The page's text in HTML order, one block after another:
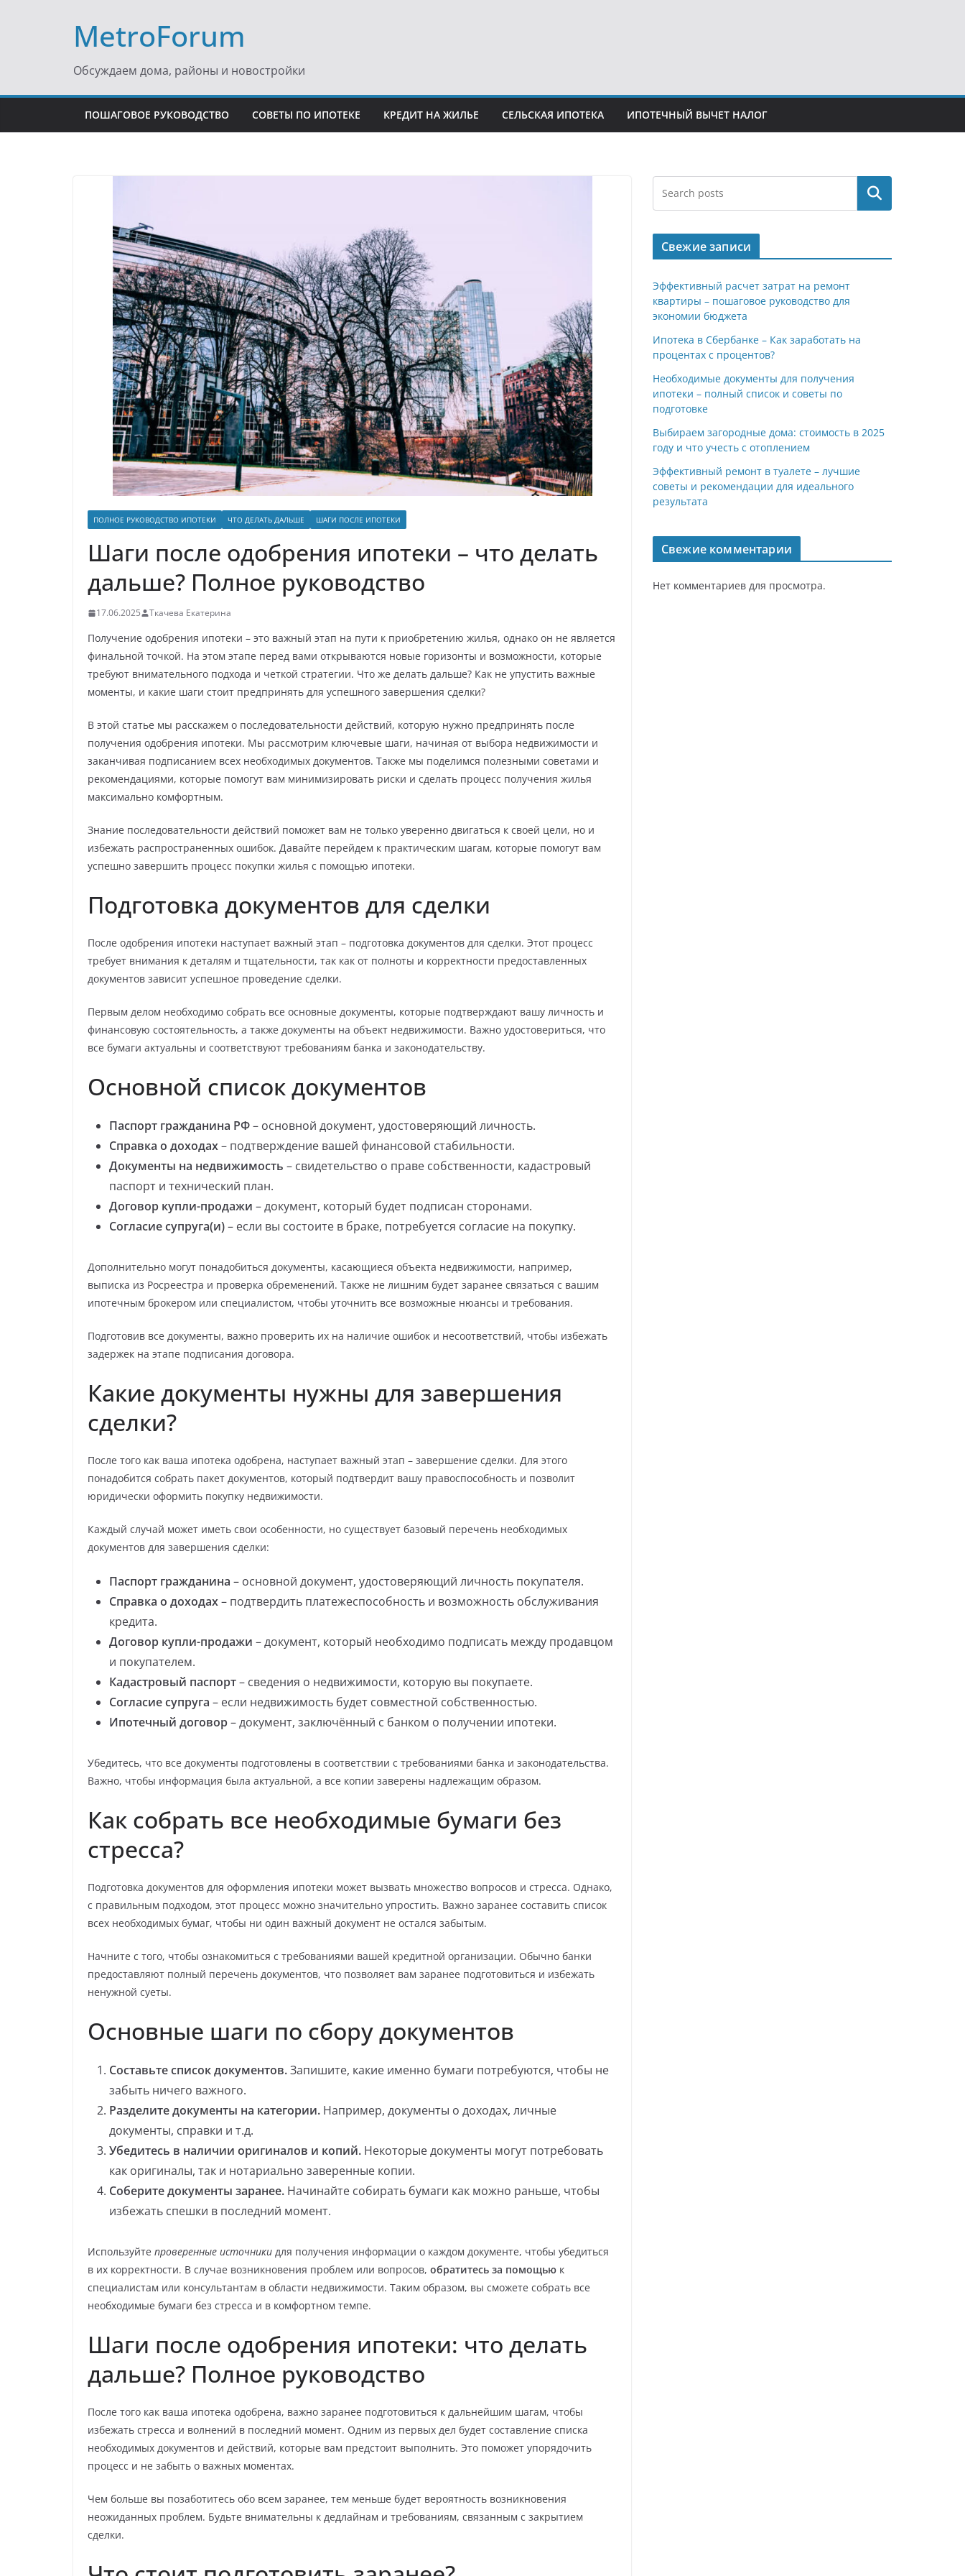
содержимомуMetroForum
Обсуждаем дома, районы и новостройки
ПОШАГОВОЕ РУКОВОДСТВО СОВЕТЫ ПО ИПОТЕКЕ КРЕДИТ НА ЖИЛЬЕ СЕЛЬСКАЯ ИПОТЕКА ИПОТЕЧНЫЙ ВЫЧЕТ НАЛОГ
ПОЛНОЕ РУКОВОДСТВО ИПОТЕКИ ЧТО ДЕЛАТЬ ДАЛЬШЕ ШАГИ ПОСЛЕ ИПОТЕКИ
Шаги после одобрения ипотеки – что делать
дальше? Полное руководство
17.06.2025 Ткачева Екатерина
Получение одобрения ипотеки – это важный этап на пути к приобретению жилья, однако он не является
финальной точкой. На этом этапе перед вами открываются новые горизонты и возможности, которые
требуют внимательного подхода и четкой стратегии. Что же делать дальше? Как не упустить важные
моменты, и какие шаги стоит предпринять для успешного завершения сделки?
В этой статье мы расскажем о последовательности действий, которую нужно предпринять после
получения одобрения ипотеки. Мы рассмотрим ключевые шаги, начиная от выбора недвижимости и
заканчивая подписанием всех необходимых документов. Также мы поделимся полезными советами и
рекомендациями, которые помогут вам минимизировать риски и сделать процесс получения жилья
максимально комфортным.
Знание последовательности действий поможет вам не только уверенно двигаться к своей цели, но и
избежать распространенных ошибок. Давайте перейдем к практическим шагам, которые помогут вам
успешно завершить процесс покупки жилья с помощью ипотеки.
Подготовка документов для сделки
После одобрения ипотеки наступает важный этап – подготовка документов для сделки. Этот процесс
требует внимания к деталям и тщательности, так как от полноты и корректности предоставленных
документов зависит успешное проведение сделки.
Первым делом необходимо собрать все основные документы, которые подтверждают вашу личность и
финансовую состоятельность, а также документы на объект недвижимости. Важно удостовериться, что
все бумаги актуальны и соответствуют требованиям банка и законодательству.
Основной список документов
Паспорт гражданина РФ– основной документ, удостоверяющий личность.
Справка о доходах– подтверждение вашей финансовой стабильности.
Документы на недвижимость – свидетельство о праве собственности, кадастровый
паспорт и технический план.
Договор купли-продажи – документ, который будет подписан сторонами.
Согласие супруга(и)– если вы состоите в браке, потребуется согласие на покупку.
Дополнительно могут понадобиться документы, касающиеся объекта недвижимости, например,
выписка из Росреестра и проверка обременений. Также не лишним будет заранее связаться с вашим
ипотечным брокером или специалистом, чтобы уточнить все возможные нюансы и требования.
Подготовив все документы, важно проверить их на наличие ошибок и несоответствий, чтобы избежать
задержек на этапе подписания договора.
Какие документы нужны для завершения
сделки?
После того как ваша ипотека одобрена, наступает важный этап – завершение сделки. Для этого
понадобится собрать пакет документов, который подтвердит вашу правоспособность и позволит
юридически оформить покупку недвижимости.
Каждый случай может иметь свои особенности, но существует базовый перечень необходимых
документов для завершения сделки:
Паспорт гражданина – основной документ, удостоверяющий личность покупателя.
Справка о доходах– подтвердить платежеспособность и возможность обслуживания
кредита.
Договор купли-продажи – документ, который необходимо подписать между продавцом
и покупателем.
Кадастровый паспорт– сведения о недвижимости, которую вы покупаете.
Согласие супруга – если недвижимость будет совместной собственностью.
Ипотечный договор– документ, заключённый с банком о получении ипотеки.
Убедитесь, что все документы подготовлены в соответствии с требованиями банка и законодательства.
Важно, чтобы информация была актуальной, а все копии заверены надлежащим образом.
Как собрать все необходимые бумаги без
стресса?
Подготовка документов для оформления ипотеки может вызвать множество вопросов и стресса. Однако,
с правильным подходом, этот процесс можно значительно упростить. Важно заранее составить список
всех необходимых бумаг, чтобы ни один важный документ не остался забытым.
Начните с того, чтобы ознакомиться с требованиями вашей кредитной организации. Обычно банки
предоставляют полный перечень документов, что позволяет вам заранее подготовиться и избежать
ненужной суеты.
Основные шаги по сбору документов
Составьте список документов.Запишите, какие именно бумаги потребуются, чтобы не
забыть ничего важного.
Разделите документы на категории. Например, документы о доходах, личные
документы, справки и т.д.
Убедитесь в наличии оригиналов и копий. Некоторые документы могут потребовать
как оригиналы, так и нотариально заверенные копии.
Соберите документы заранее. Начинайте собирать бумаги как можно раньше, чтобы
избежать спешки в последний момент.
Используйте проверенные источники для получения информации о каждом документе, чтобы убедиться
в их корректности. В случае возникновения проблем или вопросов, обратитесь за помощью к
специалистам или консультантам в области недвижимости. Таким образом, вы сможете собрать все
необходимые бумаги без стресса и в комфортном темпе.
Шаги после одобрения ипотеки: что делать
дальше? Полное руководство
После того как ваша ипотека одобрена, важно заранее подготовиться к дальнейшим шагам, чтобы
избежать стресса и волнений в последний момент. Одним из первых дел будет составление списка
необходимых документов и действий, которые вам предстоит выполнить. Это поможет упорядочить
процесс и не забыть о важных моментах.
Чем больше вы позаботитесь обо всем заранее, тем меньше будет вероятность возникновения
неожиданных проблем. Будьте внимательны к дедлайнам и требованиям, связанным с закрытием
сделки.
Поиск
Свежие записи
Эффективный расчет затрат на ремонт
квартиры – пошаговое руководство для
экономии бюджета
Ипотека в Сбербанке – Как заработать на
процентах с процентов?
Необходимые документы для получения
ипотеки – полный список и советы по
подготовке
Выбираем загородные дома: стоимость в 2025
году и что учесть с отоплением
Эффективный ремонт в туалете – лучшие
советы и рекомендации для идеального
результата
Свежие комментарии
Нет комментариев для просмотра.